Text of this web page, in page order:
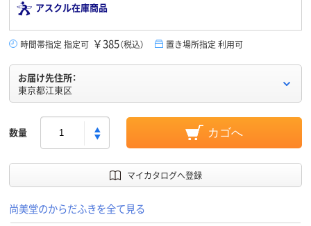
アスクル在庫商品
時間帯指定 指定可 ￥385（税込） 置き場所指定 利用可
お届け先住所：
東京都江東区
数量 カゴへ
マイカタログへ登録
尚美堂のからだふきを全て見る